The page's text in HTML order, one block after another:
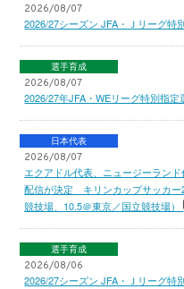
2026/08/07
2026/27シーズン JFA・Ｊリーグ
選手育成
2026/08/07
2026/27年JFA・WEリーグ特別指
日本代表
2026/08/07
エクアドル代表、ニュージーラン
配信が決定 キリンカップサッカー
競技場、10.5＠東京／国立競技場）
選手育成
2026/08/06
2026/27シーズン JFA・Ｊリーグ特